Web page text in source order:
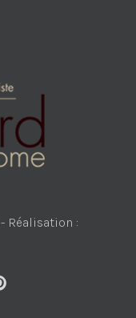
- Réalisation :